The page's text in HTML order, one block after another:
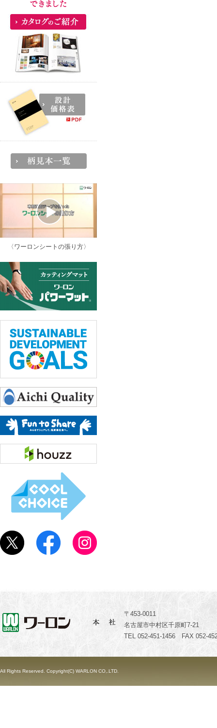
〈ワーロンシートの張り方〉
〒453-0011
名古屋市中村区千原町7-21
TEL 052-451-1456 FAX 052-
All Rights Reserved. Copyright(C) WARLON CO,.LTD.